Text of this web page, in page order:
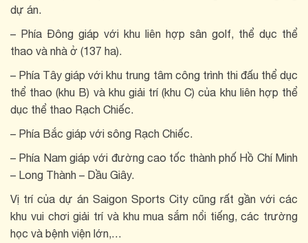
dự án.
– Phía Đông giáp với khu liên hợp sân golf, thể dục thể
thao và nhà ở (137 ha).
– Phía Tây giáp với khu trung tâm công trình thi đấu thể dục
thể thao (khu B) và khu giải trí (khu C) của khu liên hợp thể
dục thể thao Rạch Chiếc.
– Phía Bắc giáp với sông Rạch Chiếc.
– Phía Nam giáp với đường cao tốc thành phố Hồ Chí Minh
– Long Thành – Dầu Giây.
Vị trí của dự án Saigon Sports City cũng rất gần với các
khu vui chơi giải trí và khu mua sắm nổi tiếng, các trường
học và bệnh viện lớn,…